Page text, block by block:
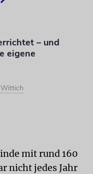
– und
eigene
Wittich
mit rund 160
nicht jedes Jahr